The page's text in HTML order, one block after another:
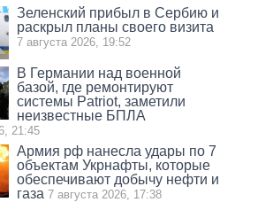
Зеленский прибыл в Сербию и
раскрыл планы своего визита
7 августа 2026, 19:52
В Германии над военной
базой, где ремонтируют
системы Patriot, заметили
неизвестные БПЛА
21:45
Армия рф нанесла удары по 7
объектам Укрнафты, которые
обеспечивают добычу нефти и
газа 7 августа 2026, 17:38